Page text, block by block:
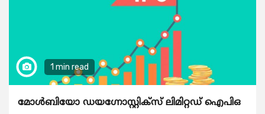
1 min read
മോൾബിയോ ഡയഗ്നോസ്റ്റിക്സ് ലിമിറ്റഡ് ഐപിഒ